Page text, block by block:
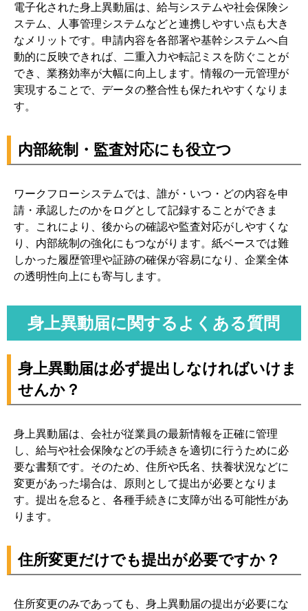
電子化された身上異動届は、給与システムや社会保険シ
ステム、人事管理システムなどと連携しやすい点も大き
なメリットです。申請内容を各部署や基幹システムへ自
動的に反映できれば、二重入力や転記ミスを防ぐことが
でき、業務効率が大幅に向上します。情報の一元管理が
実現することで、データの整合性も保たれやすくなりま
す。
内部統制・監査対応にも役立つ
ワークフローシステムでは、誰が・いつ・どの内容を申
請・承認したのかをログとして記録することができま
す。これにより、後からの確認や監査対応がしやすくな
り、内部統制の強化にもつながります。紙ベースでは難
しかった履歴管理や証跡の確保が容易になり、企業全体
の透明性向上にも寄与します。
身上異動届に関するよくある質問
身上異動届は必ず提出しなければいけま
せんか？
身上異動届は、会社が従業員の最新情報を正確に管理
し、給与や社会保険などの手続きを適切に行うために必
要な書類です。そのため、住所や氏名、扶養状況などに
変更があった場合は、原則として提出が必要となりま
す。提出を怠ると、各種手続きに支障が出る可能性があ
ります。
住所変更だけでも提出が必要ですか？
住所変更のみであっても、身上異動届の提出が必要にな